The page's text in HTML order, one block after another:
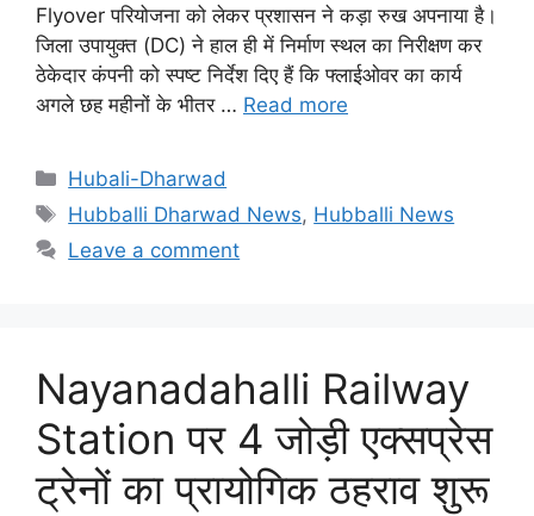
Flyover परियोजना को लेकर प्रशासन ने कड़ा रुख अपनाया है।
जिला उपायुक्त (DC) ने हाल ही में निर्माण स्थल का निरीक्षण कर
ठेकेदार कंपनी को स्पष्ट निर्देश दिए हैं कि फ्लाईओवर का कार्य
अगले छह महीनों के भीतर … Read more
Categories
Hubali-Dharwad
Tags
Hubballi Dharwad News, Hubballi News
Leave a comment
Nayanadahalli Railway
Station पर 4 जोड़ी एक्सप्रेस
ट्रेनों का प्रायोगिक ठहराव शुरू